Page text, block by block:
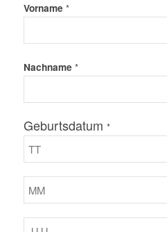
Vorname *
Nachname *
Geburtsdatum *